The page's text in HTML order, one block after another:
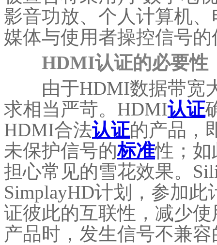
影音功放、个人计算机
媒体与使用者操控信号的
HDMI认证的必要性
由于HDMI数据带宽大
求相当严苛。HDMI认证
HDMI合法认证的产品，
未保护信号的标准性；如
担心常见的雪花效果。
SimplayHD计划，参加
证彼此的互联性，减少
产品时，发生信号不兼